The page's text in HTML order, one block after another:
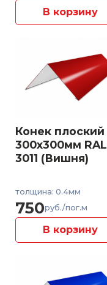
В корзину
Конек плоский
300x300мм RAL
3011 (Вишня)
толщина: 0.4мм
750руб./пог.м
В корзину